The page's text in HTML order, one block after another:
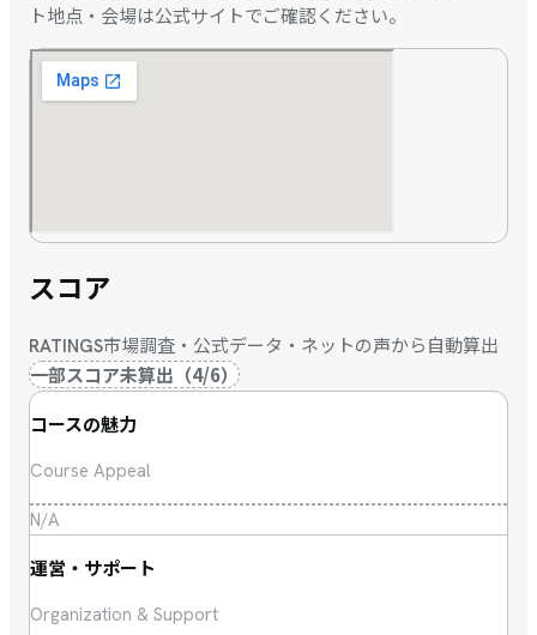
ト地点・会場は公式サイトでご確認ください。
スコア
RATINGS市場調査・公式データ・ネットの声から自動算出
一部スコア未算出 （4/6）
コースの魅力
Course Appeal
N/A
運営・サポート
Organization & Support